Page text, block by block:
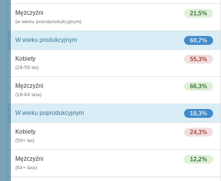
21,5%
Mężczyźni
(w wieku przedprodukcyjnym)
60,7%
W wieku produkcyjnym
55,3%
Kobiety
(18-59 lat)
66,3%
Mężczyźni
(18-64 lata)
18,3%
W wieku poprodukcyjnym
24,3%
Kobiety
(59+ lat)
12,2%
Mężczyźni
(64+ lata)